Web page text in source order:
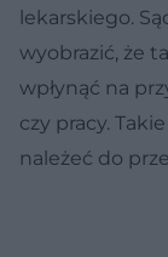
lekarskiego.
wyobrazić, że
wpłynąć na
czy pracy.
należeć do